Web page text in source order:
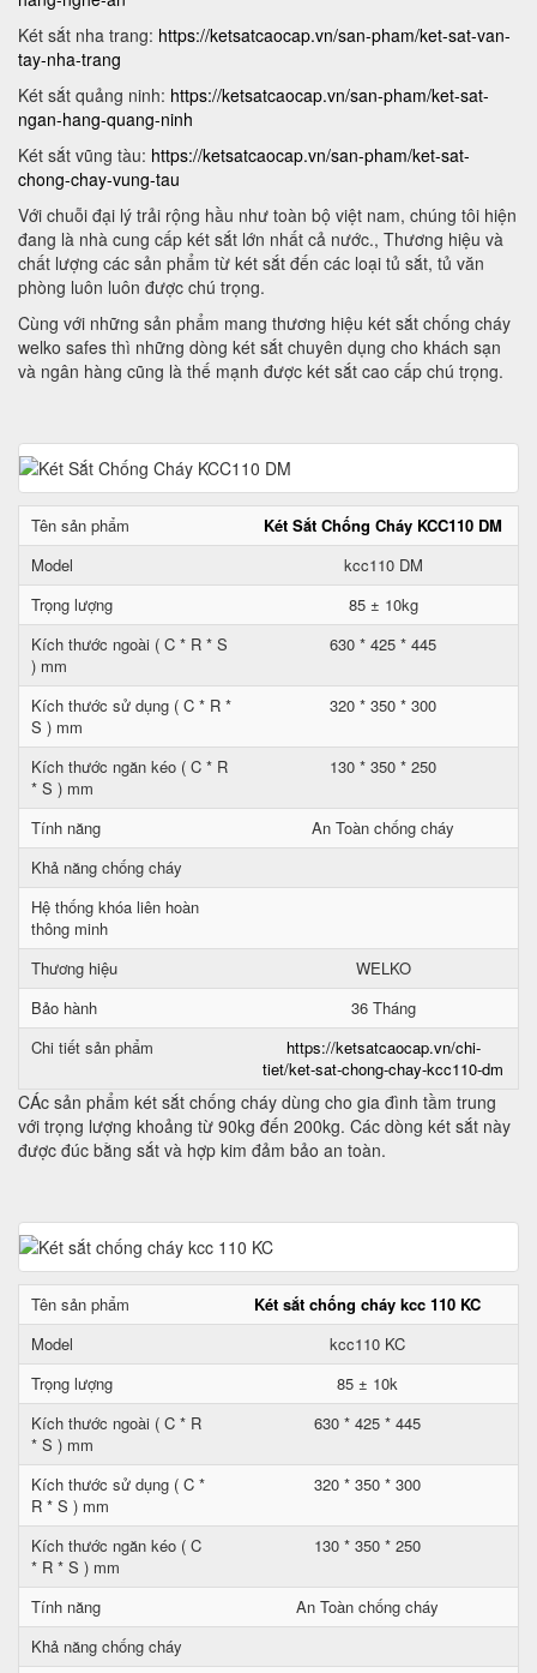
Két sắt nha trang: https://ketsatcaocap.vn/san-pham/ket-sat-van-
tay-nha-trang
Két sắt quảng ninh: https://ketsatcaocap.vn/san-pham/ket-sat-
ngan-hang-quang-ninh
Két sắt vũng tàu: https://ketsatcaocap.vn/san-pham/ket-sat-
chong-chay-vung-tau
Với chuỗi đại lý trải rộng hầu như toàn bộ việt nam, chúng tôi hiện
đang là nhà cung cấp két sắt lớn nhất cả nước., Thương hiệu và
chất lượng các sản phẩm từ két sắt đến các loại tủ sắt, tủ văn
phòng luôn luôn được chú trọng.
Cùng với những sản phẩm mang thương hiệu két sắt chống cháy
welko safes thì những dòng két sắt chuyên dụng cho khách sạn
và ngân hàng cũng là thế mạnh được két sắt cao cấp chú trọng.
Tên sản phẩm
Két Sắt Chống Cháy KCC110 DM
Model
kcc110 DM
Trọng lượng
85 ± 10kg
Kích thước ngoài ( C * R * S
) mm
630 * 425 * 445
Kích thước sử dụng ( C * R *
S ) mm
320 * 350 * 300
Kích thước ngăn kéo ( C * R
* S ) mm
130 * 350 * 250
Tính năng
An Toàn chống cháy
Khả năng chống cháy
Hệ thống khóa liên hoàn
thông minh
Thương hiệu
WELKO
Bảo hành
36 Tháng
Chi tiết sản phẩm
https://ketsatcaocap.vn/chi-
tiet/ket-sat-chong-chay-kcc110-dm
CÁc sản phẩm két sắt chống cháy dùng cho gia đình tầm trung
với trọng lượng khoảng từ 90kg đến 200kg. Các dòng két sắt này
được đúc bằng sắt và hợp kim đảm bảo an toàn.
Tên sản phẩm
Két sắt chống cháy kcc 110 KC
Model
kcc110 KC
Trọng lượng
85 ± 10k
Kích thước ngoài ( C * R
* S ) mm
630 * 425 * 445
Kích thước sử dụng ( C *
R * S ) mm
320 * 350 * 300
Kích thước ngăn kéo ( C
* R * S ) mm
130 * 350 * 250
Tính năng
An Toàn chống cháy
Khả năng chống cháy